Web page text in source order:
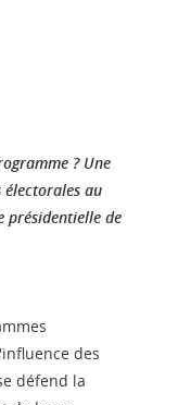
? Une
électorales au
présidentielle de
des
défend la